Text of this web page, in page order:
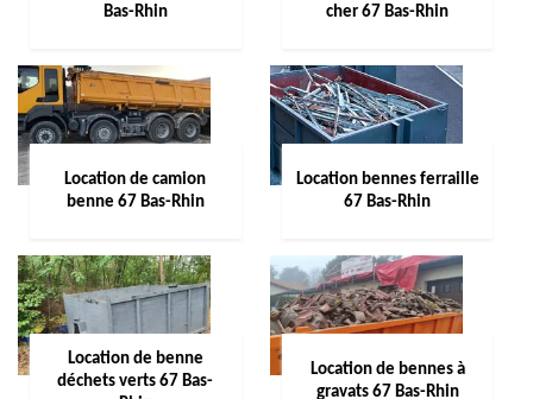
Bas-Rhin
cher 67 Bas-Rhin
Location de camion
benne 67 Bas-Rhin
Location bennes ferraille
67 Bas-Rhin
Location de benne
déchets verts 67 Bas-
Location de bennes à
gravats 67 Bas-Rhin